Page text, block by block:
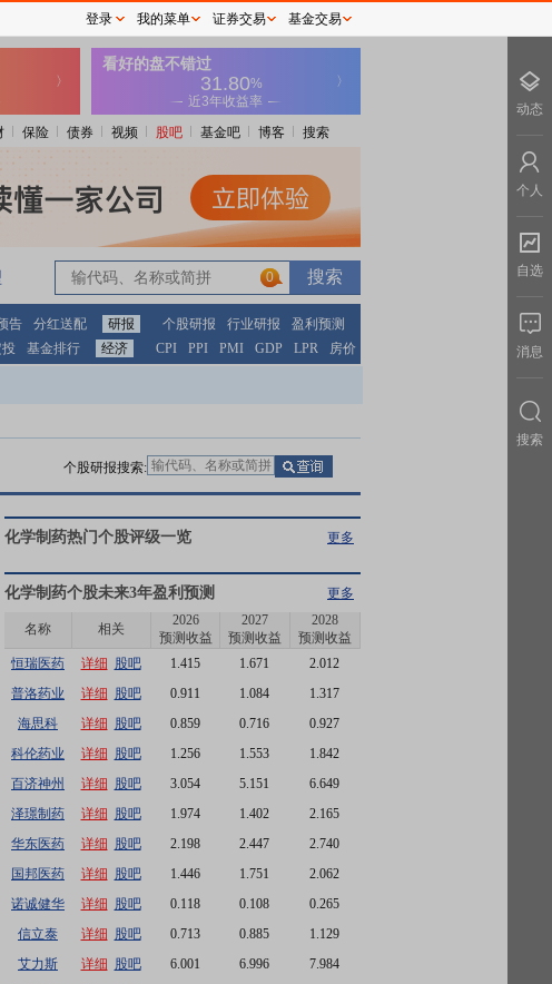
保险 债券 视频 股吧 基金吧 博客 搜索
0
0
告 分红送配 研报 个股研报 行业研报
盈利预测
基金排行 经济 CPI PPI PMI GDP LPR 房价
个股研报搜索:
化学制药热门个股评级一览 更多
化学制药个股未来3年盈利预测 更多
名称 相关
2026
预测收益
2027
预测收益
2028
预测收益
恒瑞医药
详细 股吧 1.415 1.671
2.012
普洛药业
详细 股吧 0.911 1.084
1.317
海思科
详细 股吧 0.859 0.716
0.927
科伦药业
详细 股吧 1.256 1.553
1.842
百济神州
详细 股吧 3.054 5.151
6.649
泽璟制药
详细 股吧 1.974 1.402
2.165
华东医药
详细 股吧 2.198 2.447
2.740
国邦医药
详细 股吧 1.446 1.751
2.062
诺诚健华
详细 股吧 0.118 0.108
0.265
信立泰
详细 股吧 0.713 0.885
1.129
艾力斯
详细 股吧 6.001 6.996
7.984
登录 我的菜单 证券交易 基金交易
动态
个人
自选
消息
搜索